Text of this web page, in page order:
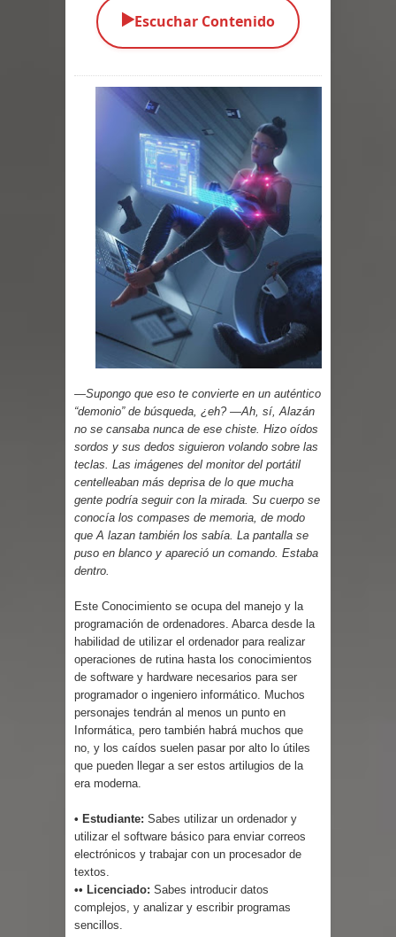
El Buscador
El Pueblo Protegido
Parte 05: Sitiados
Parte 04: Se Descubre el Pastel
Parte 03: Una Piraña en el Bidé
Parte 02: Los Muertos Gobiernan a
los Vivos
Parte 01: Escondido a Plena Luz
▶️Escuchar Contenido
—Supongo que eso te convierte en un auténtico
“demonio” de búsqueda, ¿eh? —Ah, sí, Alazán
no se cansaba nunca de ese chiste. Hizo oídos
sordos y sus dedos siguieron volando sobre las
teclas. Las imágenes del monitor del portátil
centelleaban más deprisa de lo que mucha
gente podría seguir con la mirada. Su cuerpo se
conocía los compases de memoria, de modo
que A lazan también los sabía. La pantalla se
puso en blanco y apareció un comando. Estaba
dentro.
Este Conocimiento se ocupa del manejo y la
programación de ordenadores. Abarca desde la
habilidad de utilizar el ordenador para realizar
operaciones de rutina hasta los conocimientos
de software y hardware necesarios para ser
programador o ingeniero informático. Muchos
personajes tendrán al menos un punto en
Informática, pero también habrá muchos que
no, y los caídos suelen pasar por alto lo útiles
que pueden llegar a ser estos artilugios de la
era moderna.
• Estudiante: Sabes utilizar un ordenador y
utilizar el software básico para enviar correos
electrónicos y trabajar con un procesador de
textos.
•• Licenciado: Sabes introducir datos
complejos, y analizar y escribir programas
sencillos.